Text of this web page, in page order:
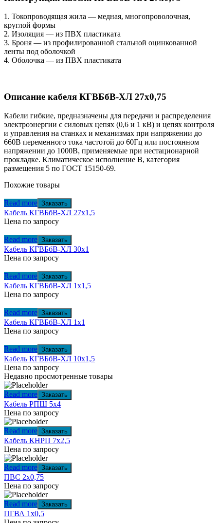
1. Токопроводящая жила — медная, многопроволочная,
круглой формы
2. Изоляция — из ПВХ пластиката
3. Броня — из профилированной стальной оцинкованной
ленты под оболочкой
4. Оболочка — из ПВХ пластиката
Описание кабеля КГВБбВ-ХЛ 27х0,75
Кабели гибкие, предназначены для передачи и распределения
электроэнергии с силовых цепях (0,6 и 1 кВ) и цепях контроля
и управления на станках и механизмах при напряжении до
660В переменного тока частотой до 60Гц или постоянном
напряжении до 1000В, применяемые при нестационарной
прокладке. Климатическое исполнение В, категория
размещения 5 по ГОСТ 15150-69.
Похожие товары
Read more Заказать
Кабель КГВБбВ-ХЛ 27х1,5
Цена по запросу
Read more Заказать
Кабель КГВБбВ-ХЛ 30х1
Цена по запросу
Read more Заказать
Кабель КГВБбВ-ХЛ 1х1,5
Цена по запросу
Read more Заказать
Кабель КГВБбВ-ХЛ 1х1
Цена по запросу
Read more Заказать
Кабель КГВБбВ-ХЛ 10х1,5
Цена по запросу
Недавно просмотренные товары
Read more Заказать
Кабель РПШ 5х4
Цена по запросу
Read more Заказать
Кабель КНРП 7х2,5
Цена по запросу
Read more Заказать
ПВС 2х0,75
Цена по запросу
Read more Заказать
ПГВА 1х0,5